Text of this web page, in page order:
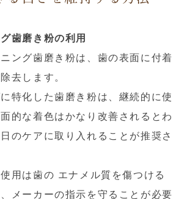
歯磨き粉の利用
ング歯磨き粉は、歯の表面に付着
去します。
特化した歯磨き粉は、継続的に使
的な着色はかなり改善されるとわ
のケアに取り入れることが推奨さ
用は歯の エナメル質を傷つける
メーカーの指示を守ることが必要